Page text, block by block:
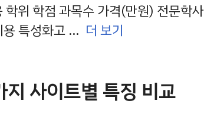
학위 학점 과목수 가격(만원) 전문
특성화고 … 더 보기
사이트별 특징 비교